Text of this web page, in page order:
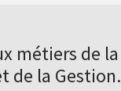
métiers de la
de la Gestion.